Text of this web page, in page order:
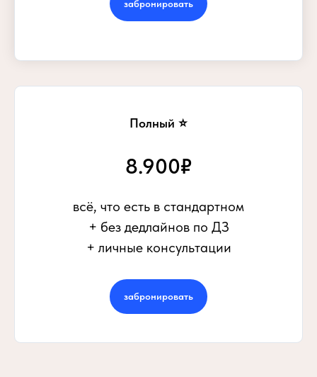
забронировать
Полный ⭐
8.900₽
всё, что есть в стандартном
+ без дедлайнов по ДЗ
+ личные консультации
забронировать